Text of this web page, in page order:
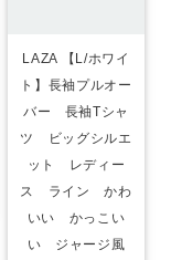
LAZA 【L/ホワイ
ト】長袖プルオー
バー 長袖Tシャ
ツ ビッグシルエ
ット レディー
ス ライン かわ
いい かっこい
い ジャージ風